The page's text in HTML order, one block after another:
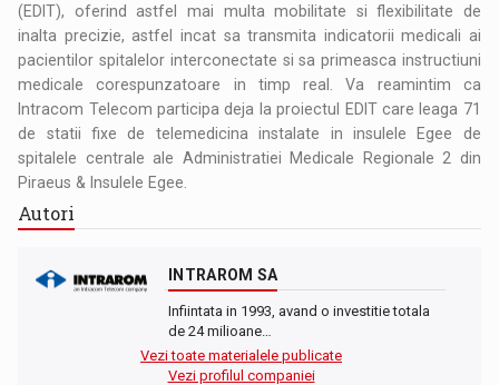
(EDIT), oferind astfel mai multa mobilitate si flexibilitate de
inalta precizie, astfel incat sa transmita indicatorii medicali ai
pacientilor spitalelor interconectate si sa primeasca instructiuni
medicale corespunzatoare in timp real. Va reamintim ca
Intracom Telecom participa deja la proiectul EDIT care leaga 71
de statii fixe de telemedicina instalate in insulele Egee de
spitalele centrale ale Administratiei Medicale Regionale 2 din
Piraeus & Insulele Egee.
Autori
INTRAROM SA
Infiintata in 1993, avand o investitie totala
de 24 milioane…
Vezi toate materialele publicate
Vezi profilul companiei